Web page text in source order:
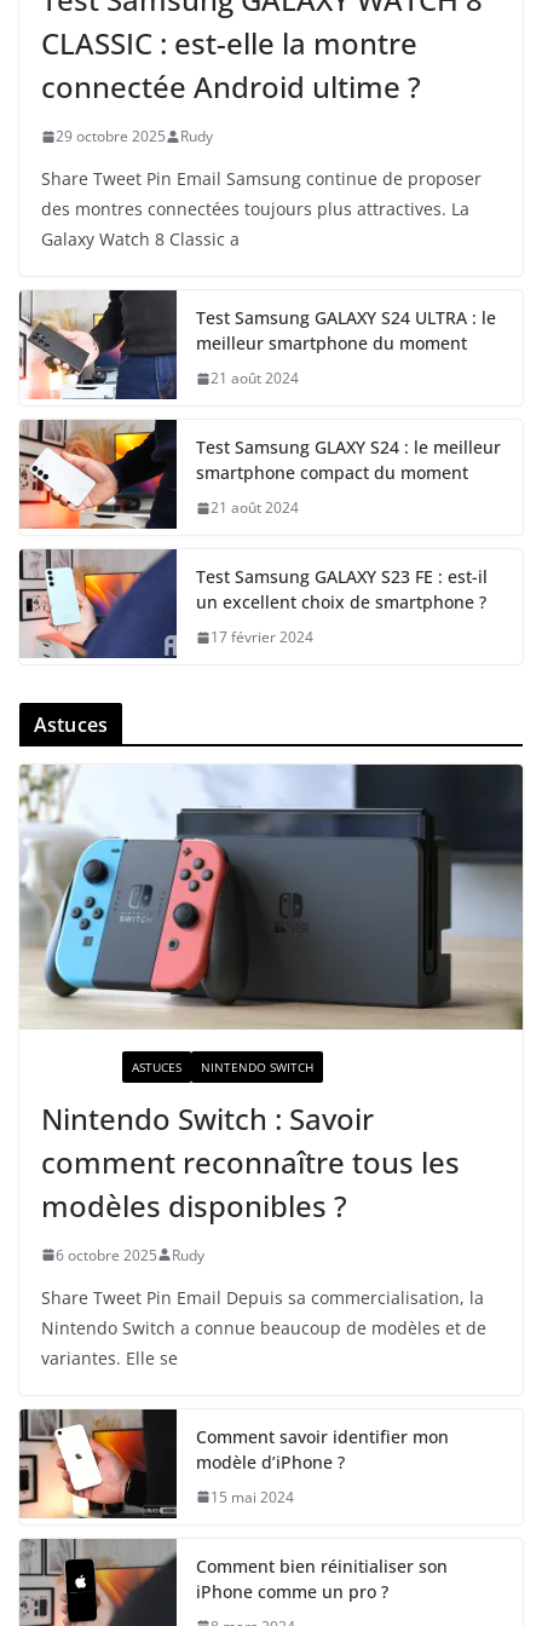
CLASSIC : est-elle la montre
connectée Android ultime ?
29 octobre 2025 Rudy
Share Tweet Pin Email Samsung continue de proposer
des montres connectées toujours plus attractives. La
Galaxy Watch 8 Classic a
Test Samsung GALAXY S24 ULTRA : le
meilleur smartphone du moment
21 août 2024
Test Samsung GLAXY S24 : le meilleur
smartphone compact du moment
21 août 2024
Test Samsung GALAXY S23 FE : est-il
un excellent choix de smartphone ?
17 février 2024
Astuces
ASTUCES NINTENDO SWITCH
Nintendo Switch : Savoir
comment reconnaître tous les
modèles disponibles ?
6 octobre 2025 Rudy
Share Tweet Pin Email Depuis sa commercialisation, la
Nintendo Switch a connue beaucoup de modèles et de
variantes. Elle se
Comment savoir identifier mon
modèle d’iPhone ?
15 mai 2024
Comment bien réinitialiser son
iPhone comme un pro ?